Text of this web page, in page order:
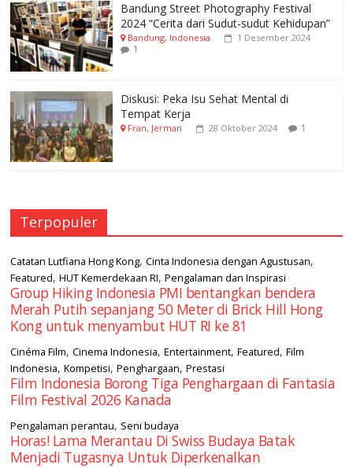
Bandung Street Photography Festival
2024 “Cerita dari Sudut-sudut Kehidupan”
Bandung, Indonesia 1 Desember 2024
1
Diskusi: Peka Isu Sehat Mental di
Tempat Kerja
Fran, Jerman 28 Oktober 2024 1
Terpopuler
Catatan Lutfiana Hong Kong,Cinta Indonesia dengan Agustusan,
Featured,HUT Kemerdekaan RI,Pengalaman dan Inspirasi
Group Hiking Indonesia PMI bentangkan bendera
Merah Putih sepanjang 50 Meter di Brick Hill Hong
Kong untuk menyambut HUT RI ke 81
Cinéma Film,Cinema Indonesia,Entertainment,Featured,Film
Indonesia,Kompetisi,Penghargaan,Prestasi
Film Indonesia Borong Tiga Penghargaan di Fantasia
Film Festival 2026 Kanada
Pengalaman perantau, Seni budaya
Horas! Lama Merantau Di Swiss Budaya Batak
Menjadi Tugasnya Untuk Diperkenalkan